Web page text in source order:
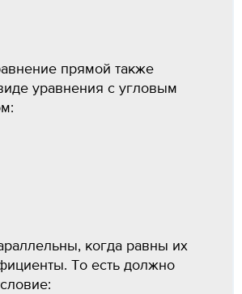
прямой также
уравнения с угловым
когда равны их
То есть должно